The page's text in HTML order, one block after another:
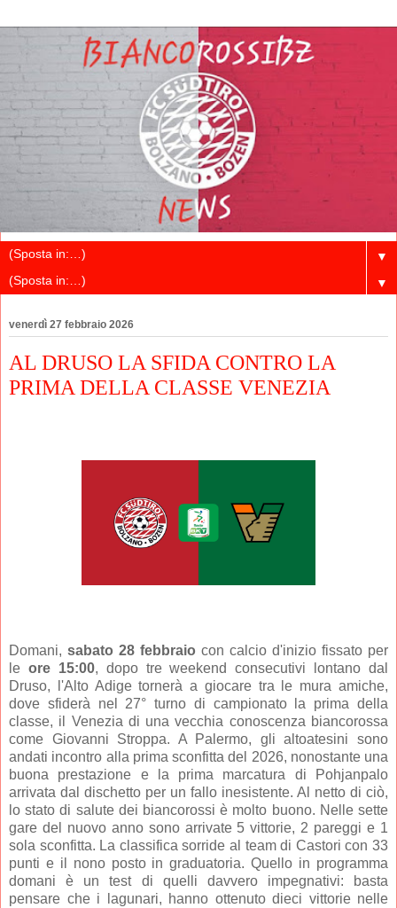
▼
▼
venerdì 27 febbraio 2026
AL DRUSO LA SFIDA CONTRO LA
PRIMA DELLA CLASSE VENEZIA
Domani, sabato 28 febbraio con calcio d'inizio fissato per
le ore 15:00, dopo tre weekend consecutivi lontano dal
Druso, l'Alto Adige tornerà a giocare tra le mura amiche,
dove sfiderà nel 27° turno di campionato la prima della
classe, il Venezia di una vecchia conoscenza biancorossa
come Giovanni Stroppa. A Palermo, gli altoatesini sono
andati incontro alla prima sconfitta del 2026, nonostante una
buona prestazione e la prima marcatura di Pohjanpalo
arrivata dal dischetto per un fallo inesistente. Al netto di ciò,
lo stato di salute dei biancorossi è molto buono. Nelle sette
gare del nuovo anno sono arrivate 5 vittorie, 2 pareggi e 1
sola sconfitta. La classifica sorride al team di Castori con 33
punti e il nono posto in graduatoria. Quello in programma
domani è un test di quelli davvero impegnativi: basta
pensare che i lagunari, hanno ottenuto dieci vittorie nelle